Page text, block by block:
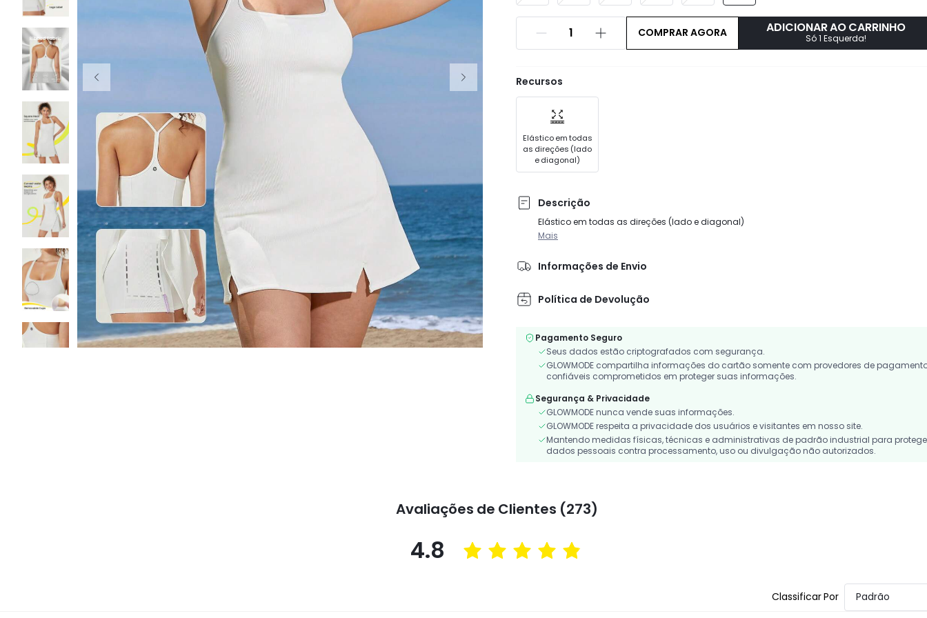
COMPRAR AGORA ADICIONAR AO CARRINHO
Só 1 Esquerda!
Recursos
Elástico em todas
as direções (lado
e diagonal)
Descrição
Elástico em todas as direções (lado e diagonal)
Mais
Informações de Envio
Política de Devolução
Pagamento Seguro
Seus dados estão criptografados com segurança.
GLOWMODE compartilha informações do cartão somente com provedores de
confiáveis comprometidos em proteger suas informações.
Segurança & Privacidade
GLOWMODE nunca vende suas informações.
GLOWMODE respeita a privacidade dos usuários e visitantes em nosso site.
Mantendo medidas físicas, técnicas e administrativas de padrão industrial para
dados pessoais contra processamento, uso ou divulgação não autorizados.
Avaliações de Clientes (273)
4.8
Classificar Por Padrão